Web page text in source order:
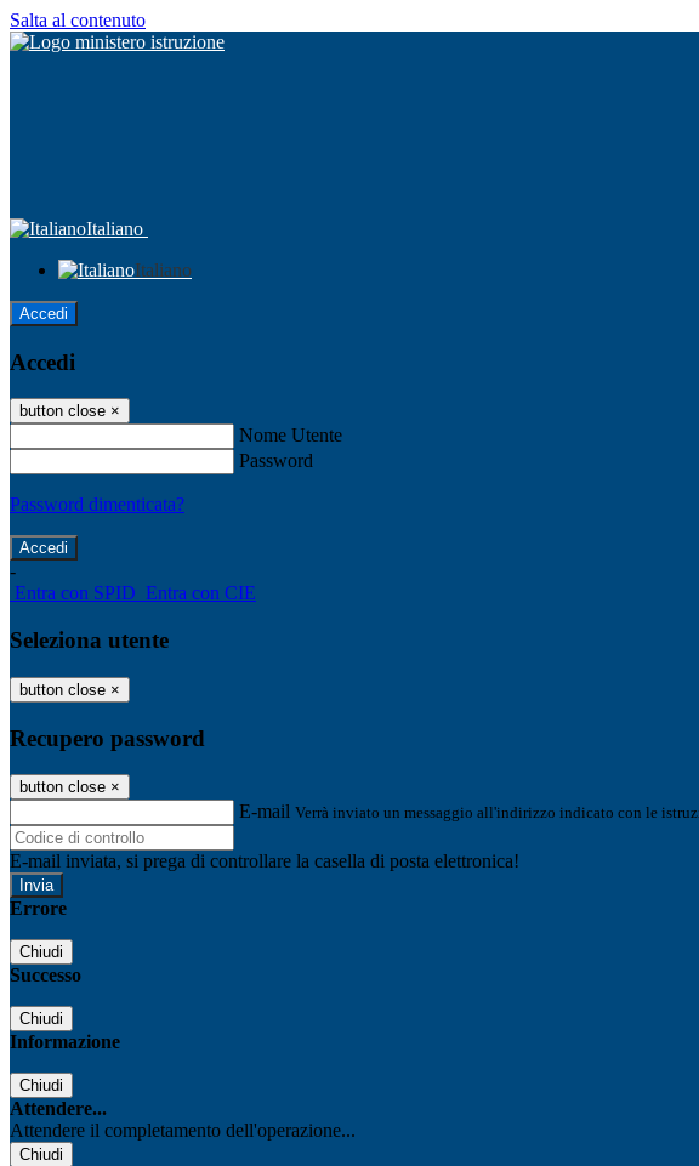
Salta al contenuto
Italiano
Italiano
Accedi
Accedi
button close ×
Nome Utente
Password
Password dimenticata?
-
Entra con SPID Entra con CIE
Seleziona utente
button close ×
Recupero password
button close ×
E-mail Verrà inviato un messaggio all'indirizzo indicato con le
E-mail inviata, si prega di controllare la casella di posta elettronica!
Errore
Chiudi
Successo
Chiudi
Informazione
Chiudi
Attendere...
Attendere il completamento dell'operazione...
Chiudi